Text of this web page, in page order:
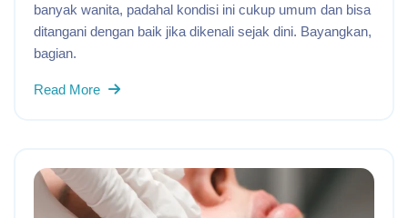
banyak wanita, padahal kondisi ini cukup umum dan bisa
ditangani dengan baik jika dikenali sejak dini. Bayangkan,
bagian.
Read More